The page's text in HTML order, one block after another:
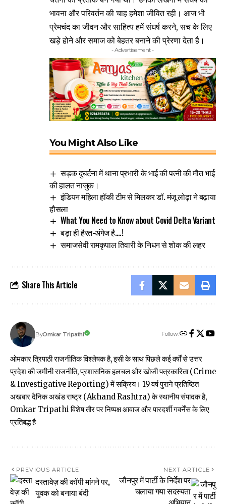
भावना और परिवर्तन की चाह हमेशा जीवित रही। आज भी
प्रेमचंद का जीवन और साहित्य हमें संघर्ष करने, सच के लिए
खड़े होने और समाज को बेहतर बनाने की प्रेरणा देता है।
- Advertisement -
You Might Also Like
सड़क दुघर्टना में थाना प्रभारी के भाई की पत्नी की मौत भाई
की हालत नाजुक।
इंडियन महिला हॉकी टीम से मिलकर डॉ. मंजू लोढ़ा ने बढ़ाया
हौसला
What You Need to Know about Covid Delta Variant
बड़ा ही हैरत-अंगेज है….!
समाजसेवी रामकृपाल तिवारी के निधन से शोक की लहर
Share This Article
ByOmkar Tripathi Follow:
ओमकार त्रिपाठी राजनीतिक विश्लेषक है, इसी के साथ पिछले कई वर्षों से उत्तर
प्रदेश की जमीनी राजनीति, प्रशासनिक हलचल और खोजी पत्रकारिता (Crime
& Investigative Reporting) में सक्रिय। 19 वर्ष पुराने प्रतिष्ठित
अखबार दैनिक अखंड राष्ट्र (Akhand Rashtra) के स्थानीय संपादक है,
Omkar Tripathi विशेष तौर पर निष्पक्ष आवाज और पारदर्शी गवर्नेंस के लिए
प्रतिबद्ध है
PREVIOUS ARTICLE
दस्तावेज़ की कॉपी मांगने पर,
युवक को बनाया बंदी
NEXT ARTICLE
जौनपुर में पार्टी के निर्देश पर
चलाया गया सदस्यता